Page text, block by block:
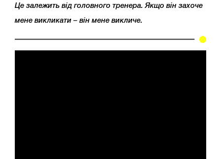
Це залежить від головного тренера. Якщо він захоче
мене викликати – він мене викличе.